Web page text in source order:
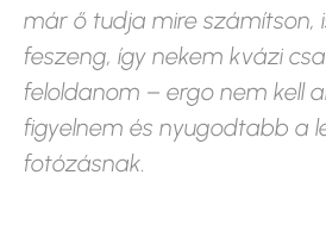
már ő tudja mire számítson,
feszeng, így nekem kvázi
feloldanom – ergo nem kell
figyelnem és nyugodtabb a
fotózásnak.